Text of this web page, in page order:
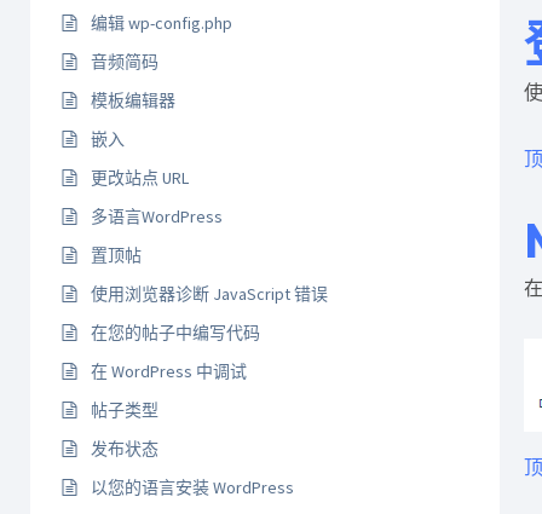
编辑 wp-config.php
音频简码
模板编辑器
嵌入
更改站点 URL
多语言WordPress
置顶帖
使用浏览器诊断 JavaScript 错误
在您的帖子中编写代码
在 WordPress 中调试
帖子类型
发布状态
以您的语言安装 WordPress